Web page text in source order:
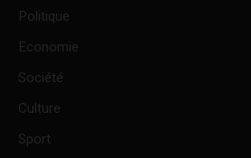
Politique
Economie
Société
Culture
Sport